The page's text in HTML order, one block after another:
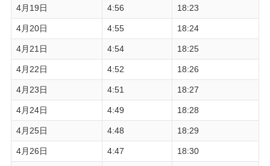
4月19日 4:56 18:23
4月20日 4:55 18:24
4月21日 4:54 18:25
4月22日 4:52 18:26
4月23日 4:51 18:27
4月24日 4:49 18:28
4月25日 4:48 18:29
4月26日 4:47 18:30